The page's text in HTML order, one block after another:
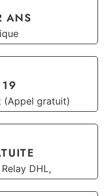
ANS
(Appel gratuit)
DHL,